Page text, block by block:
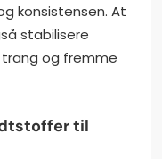
konsistensen. At
stabilisere
trang og fremme
til